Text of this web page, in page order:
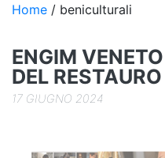
Home / beniculturali
ENGIM
DEL
17 GIUGNO 2024